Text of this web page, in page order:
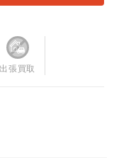
出張買取